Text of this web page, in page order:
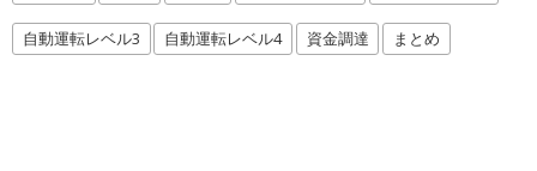
自動運転レベル3 自動運転レベル4 資金調達 まとめ